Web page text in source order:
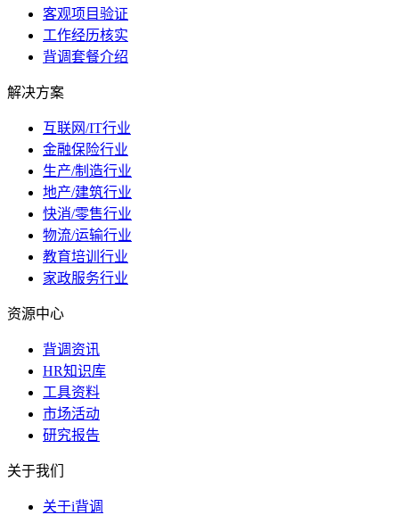
客观项目验证
工作经历核实
背调套餐介绍
解决方案
互联网/IT行业
金融保险行业
生产/制造行业
地产/建筑行业
快消/零售行业
物流/运输行业
教育培训行业
家政服务行业
资源中心
背调资讯
HR知识库
工具资料
市场活动
研究报告
关于我们
关于i背调